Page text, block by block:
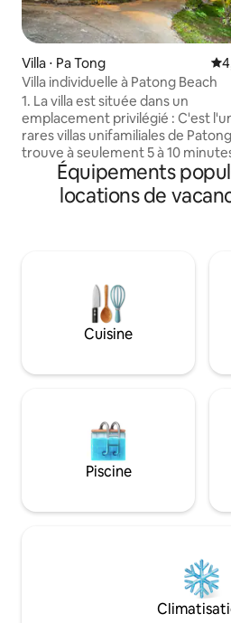
Villa ⋅ Pa Tong
Villa individuelle à Patong Beach
1. La villa est située dans un
emplacement privilégié : C'est l'une des
rares villas unifamiliales de
trouve à seulement 5 à 10
voiture du centre de Patong
Bangla Bar Street, des centres
commerciaux, de Karon et de
vous pourrez profiter d'un
personnel, privé et calme.
2. Récemment rénovée, moderne
minimaliste : La villa a été construite et
chambres et peut accueillir 6
dispose de baies vitrées, de
extérieurs et de salles de bains
sèches et humides pour assurer
l'intimité et le confort de chaque
chaussée : salon extérieur
chambre confortable, cuisine
entièrement équipée et salon en
verre.Vous pouvez entrer
Équipements
locations de
Cuisine
Piscine